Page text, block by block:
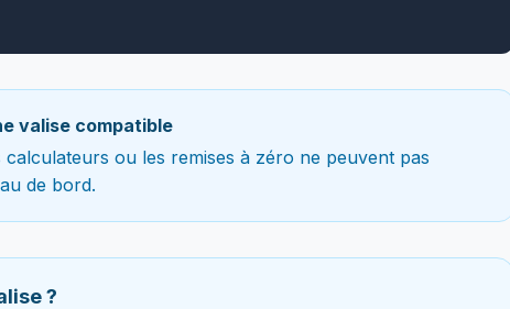
valise compatible
ou les remises à zéro ne peuvent pas
de bord.
?